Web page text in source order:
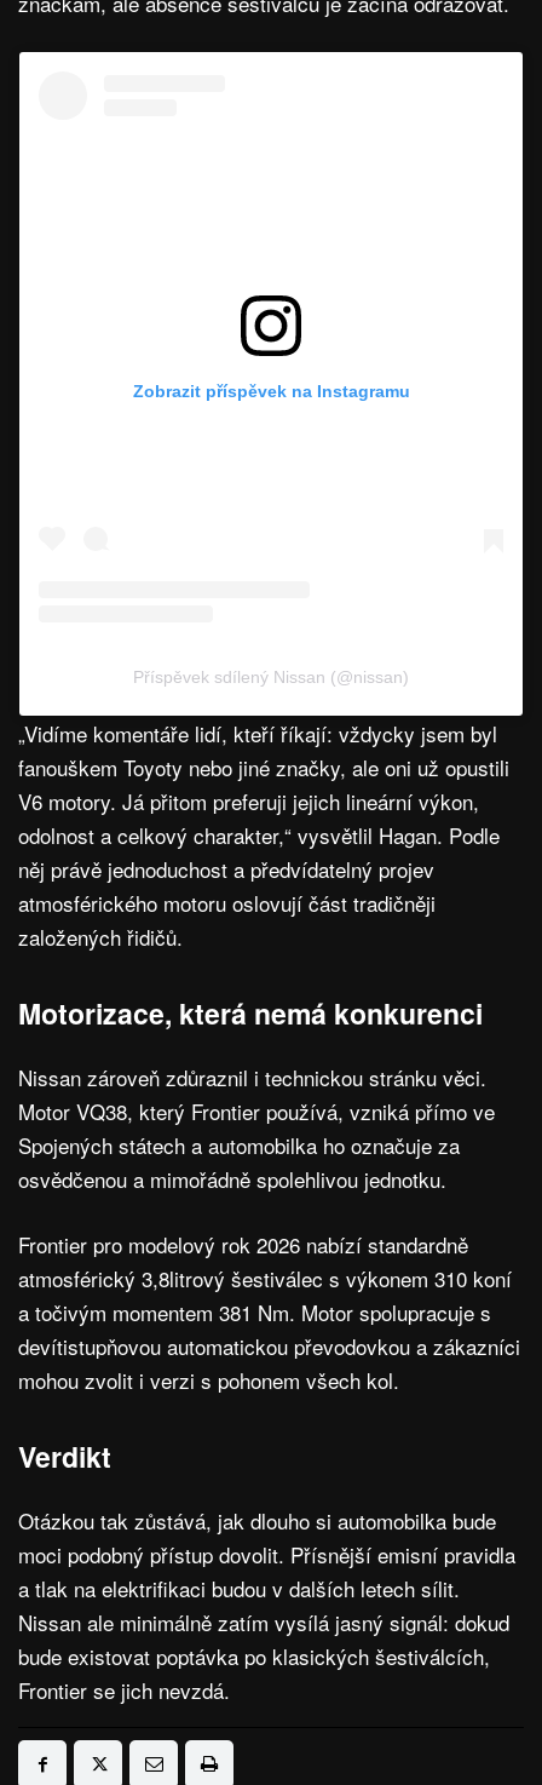
Zobrazit příspěvek na Instagramu
Příspěvek sdílený Nissan (@nissan)
„Vidíme komentáře lidí, kteří říkají: vždycky jsem byl
fanouškem Toyoty nebo jiné značky, ale oni už opustili
V6 motory. Já přitom preferuji jejich lineární výkon,
odolnost a celkový charakter,“ vysvětlil Hagan. Podle
něj právě jednoduchost a předvídatelný projev
atmosférického motoru oslovují část tradičněji
založených řidičů.
Motorizace, která nemá konkurenci
Nissan zároveň zdůraznil i technickou stránku věci.
Motor VQ38, který Frontier používá, vzniká přímo ve
Spojených státech a automobilka ho označuje za
osvědčenou a mimořádně spolehlivou jednotku.
Frontier pro modelový rok 2026 nabízí standardně
atmosférický 3,8litrový šestiválec s výkonem 310 koní
a točivým momentem 381 Nm. Motor spolupracuje s
devítistupňovou automatickou převodovkou a zákazníci
mohou zvolit i verzi s pohonem všech kol.
Verdikt
Otázkou tak zůstává, jak dlouho si automobilka bude
moci podobný přístup dovolit. Přísnější emisní pravidla
a tlak na elektrifikaci budou v dalších letech sílit.
Nissan ale minimálně zatím vysílá jasný signál: dokud
bude existovat poptávka po klasických šestiválcích,
Frontier se jich nevzdá.